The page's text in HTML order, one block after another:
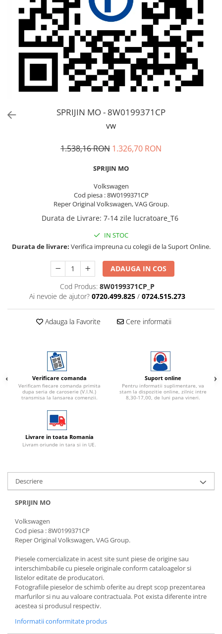
MOVANO
TIGRA-B 2004-2009
VECTRA-C 2002-2008
VIVARO
Mazda CX-80 KL
SX4 S-CROSS Hybrid 48V 2020-
prezent
S-CROSS HYBRID 48V 2022-prezent
VITARA 2015-prezent
VITARA Hybrid 48V 2020-prezent
VITARA Strong Hybrid 140V 2022-
prezent
SPARK M300 2010-2018
SPRIJIN MO - 8W0199371CP
VW
1.538,16 RON 1.326,70 RON
SPRIJIN MO
Volkswagen
Cod piesa : 8W0199371CP
Reper Original Volkswagen, VAG Group.
Durata de Livrare: 7-14 zile lucratoare_T6
IN STOC
Durata de livrare: Verifica impreuna cu colegii de la Suport Online.
ADAUGA IN COS
Cod Produs: 8W0199371CP_P
Ai nevoie de ajutor? 0720.499.825 / 0724.515.273
Adauga la Favorite Cere informatii
Verificare comanda
Verificam fiecare comanda primita
dupa seria de caroserie (V.I.N.)
transmisa la lansarea comenzii.
Suport online
Pentru informatii suplimentare, va
stam la dispozitie online, zilnic intre
8,30-17,00, de luni pana vineri.
Livrare in toata Romania
Livram oriunde in tara si in UE.
Descriere
SPRIJIN MO
Volkswagen
Cod piesa : 8W0199371CP
Reper Original Volkswagen, VAG Group.
Piesele comercializate in acest site sunt piese de origine sau
interschimbabile cu piesele originale conform cataloagelor si
listelor editate de producatori.
Fotografiile pieselor de schimb oferite au drept scop prezentarea
marfurilor si nu au valoare contractuala. Pot exista diferente intre
acestea si produsul respectiv.
Informatii conformitate produs